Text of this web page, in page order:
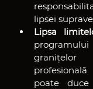
lipsei
Lipsa
poate